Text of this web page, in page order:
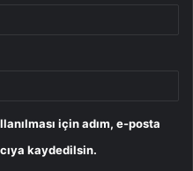
için adım, e-posta
kaydedilsin.